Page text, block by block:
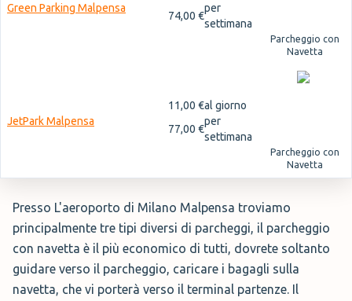
Green Parking Malpensa
74,00 €
per
settimana
Parcheggio con
Navetta
JetPark Malpensa
11,00 €al giorno
77,00 €
per
settimana
Parcheggio con
Navetta
Presso L'aeroporto di Milano Malpensa troviamo
principalmente tre tipi diversi di parcheggi, il parcheggio
con navetta è il più economico di tutti, dovrete soltanto
guidare verso il parcheggio, caricare i bagagli sulla
navetta, che vi porterà verso il terminal partenze. Il